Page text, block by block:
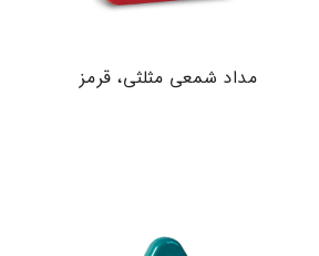
مداد شمعی مثلثی، قرمز